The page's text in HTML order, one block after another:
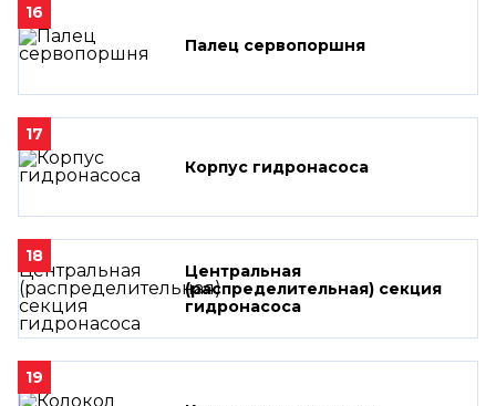
16
Палец сервопоршня
17
Корпус гидронасоса
18
Центральная
(распределительная) секция
гидронасоса
19